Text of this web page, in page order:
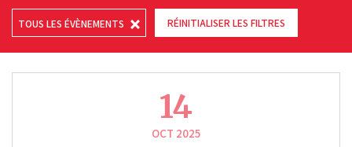
TOUS LES ÉVÈNEMENTS RÉINITIALISER LES FILTRES
14
OCT 2025